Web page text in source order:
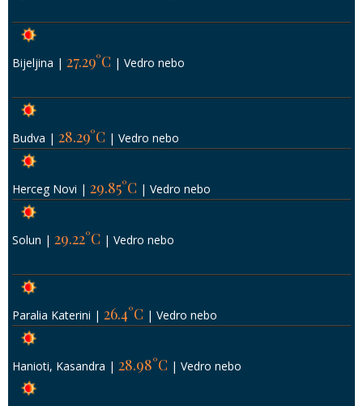
Bijeljina | 27.29°C | Vedro nebo
Budva | 28.29°C | Vedro nebo
Herceg Novi | 29.85°C | Vedro nebo
Solun | 29.22°C | Vedro nebo
Paralia Katerini | 26.4°C | Vedro nebo
Hanioti, Kasandra | 28.98°C | Vedro nebo